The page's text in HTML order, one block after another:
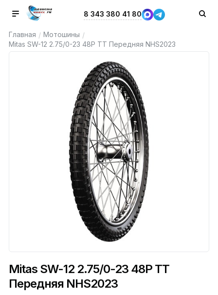
8 343 380 41 80
Главная / Мотошины /
Mitas SW-12 2.75/0-23 48P TT Передняя NHS2023
Mitas SW-12 2.75/0-23 48P TT
Передняя NHS2023